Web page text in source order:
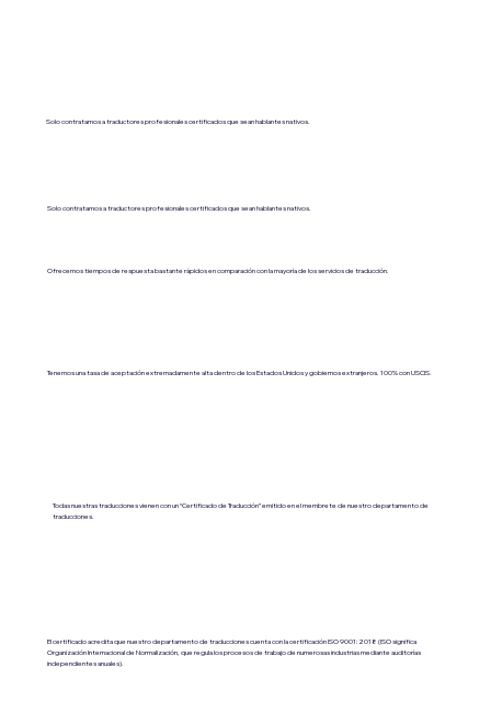
Solo contratamos a traductores profesionales certificados que sean hablantes nativos.
Solo contratamos a traductores profesionales certificados que sean hablantes nativos.
Ofrecemos tiempos de respuesta bastante rápidos en comparación con la mayoría de los servicios de traducción.
Tenemos una tasa de aceptación extremadamente alta dentro de los Estados Unidos y gobiernos extranjeros. 100% con USCIS.
Todas nuestras traducciones vienen con un “Certificado de Traducción” emitido en el membrete de nuestro departamento de
traducciones.
El certificado acredita que nuestro departamento de traducciones cuenta con la certificación ISO 9001:2018 (ISO significa
Organización Internacional de Normalización, que regula los procesos de trabajo de numerosas industrias mediante auditorías
independientes anuales).